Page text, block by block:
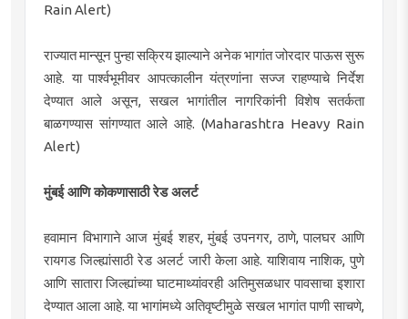
Rain Alert)
राज्यात मान्सून पुन्हा सक्रिय झाल्याने अनेक भागांत जोरदार पाऊस सुरू
आहे. या पार्श्वभूमीवर आपत्कालीन यंत्रणांना सज्ज राहण्याचे निर्देश
देण्यात आले असून, सखल भागांतील नागरिकांनी विशेष सतर्कता
बाळगण्यास सांगण्यात आले आहे. (Maharashtra Heavy Rain
Alert)
मुंबई आणि कोकणासाठी रेड अलर्ट
हवामान विभागाने आज मुंबई शहर, मुंबई उपनगर, ठाणे, पालघर आणि
रायगड जिल्ह्यांसाठी रेड अलर्ट जारी केला आहे. याशिवाय नाशिक, पुणे
आणि सातारा जिल्ह्यांच्या घाटमाथ्यांवरही अतिमुसळधार पावसाचा इशारा
देण्यात आला आहे. या भागांमध्ये अतिवृष्टीमुळे सखल भागांत पाणी साचणे,